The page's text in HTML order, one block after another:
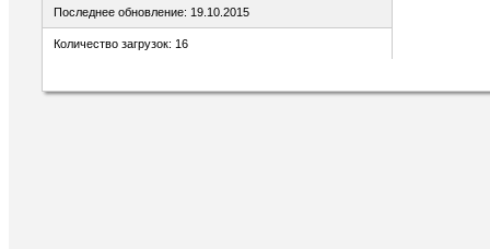
Последнее обновление: 19.10.2015
Количество загрузок: 16